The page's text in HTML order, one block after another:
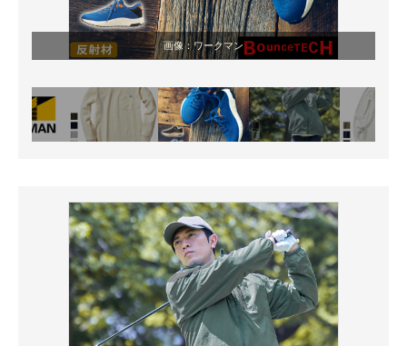
画像：ワークマン